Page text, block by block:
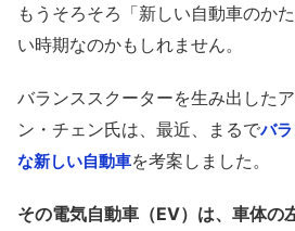
もうそろそろ「新しい自動車のか
い時期なのかもしれません。
バランススクーターを生み出した
ン・チェン氏は、最近、まるでバ
な新しい自動車を考案しました。
その電気自動車（EV）は、車体の